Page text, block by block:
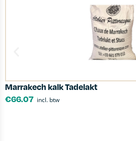
Marrakech kalk Tadelakt
€66.07 incl. btw